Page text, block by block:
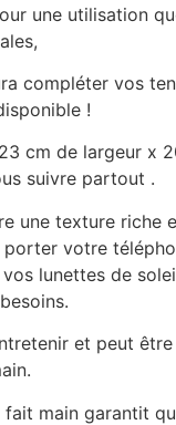
une utilisation
compléter vos
!
cm de largeur x
suivre partout .
une texture riche
votre
lunettes de
et peut
main garantit